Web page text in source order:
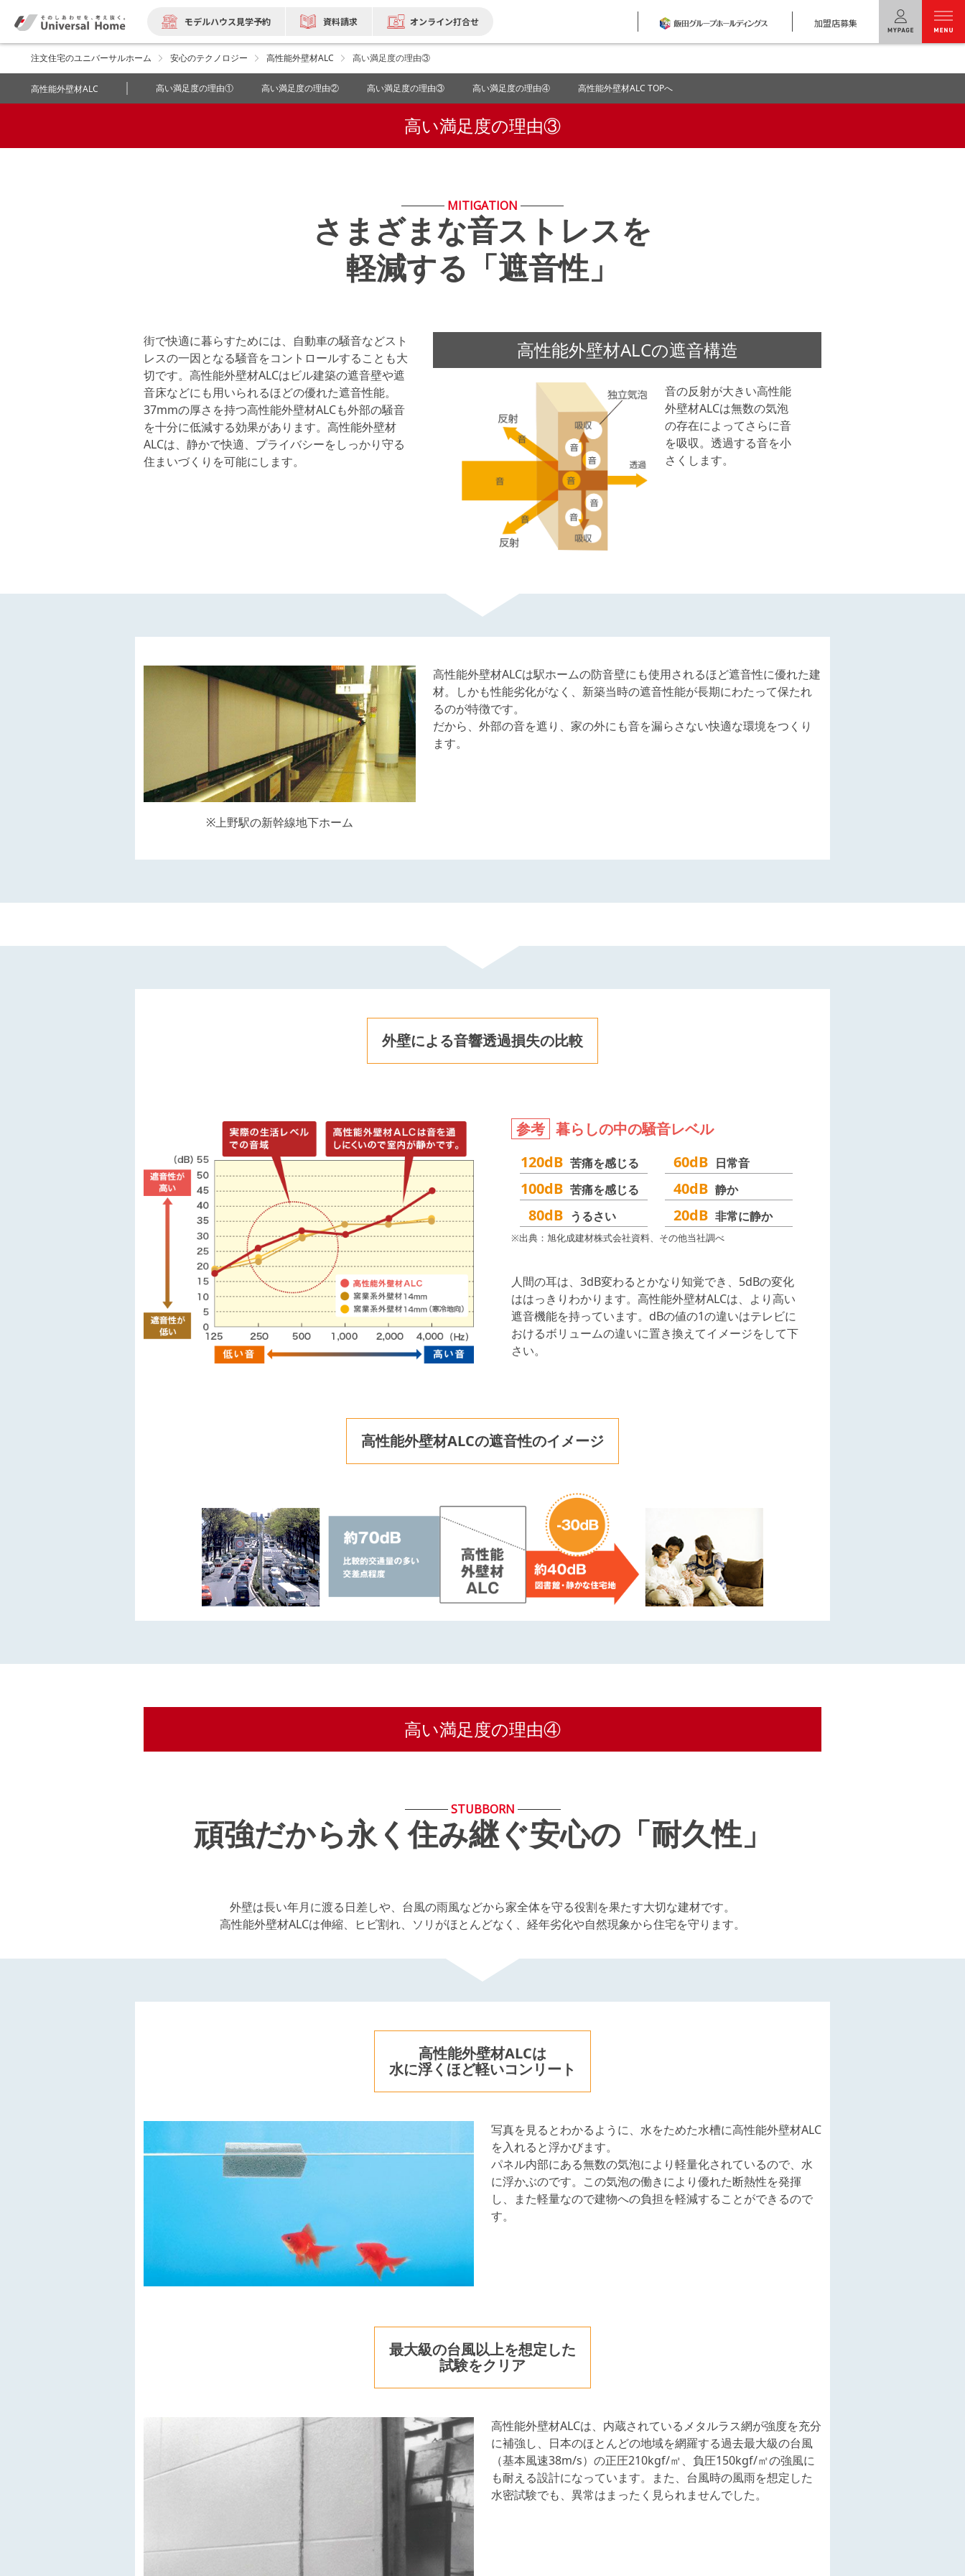
モデルハウス見学予約 資料請求 オンライン打合せ 加盟店募集
ユニバーサルホームの特長
家づくりの知識
お問い合わせ
注文住宅のユニバーサルホーム 安心のテクノロジー 高性能外壁材ALC 高い満足度の理由③
高性能外壁材ALC 高い満足度の理由① 高い満足度の理由② 高い満足度の理由③ 高い満足度の理由④ 高性能外壁材ALC TOPへ
高い満足度の理由③
MITIGATION
さまざまな音ストレスを
軽減する「遮音性」
街で快適に暮らすためには、自動車の騒音などスト
レスの一因となる騒音をコントロールすることも大
切です。高性能外壁材ALCはビル建築の遮音壁や遮
音床などにも用いられるほどの優れた遮音性能。
37mmの厚さを持つ高性能外壁材ALCも外部の騒音
を十分に低減する効果があります。高性能外壁材
ALCは、静かで快適、プライバシーをしっかり守る
住まいづくりを可能にします。
高性能外壁材ALCの遮音構造
音の反射が大きい高性能
外壁材ALCは無数の気泡
の存在によってさらに音
を吸収。透過する音を小
さくします。
※上野駅の新幹線地下ホーム
高性能外壁材ALCは駅ホームの防音壁にも使用されるほど遮音性に優れた建
材。しかも性能劣化がなく、新築当時の遮音性能が長期にわたって保たれ
るのが特徴です。
だから、外部の音を遮り、家の外にも音を漏らさない快適な環境をつくり
ます。
外壁による音響透過損失の比較
参考 暮らしの中の騒音レベル
120dB 苦痛を感じる
100dB 苦痛を感じる
80dB うるさい
60dB 日常音
40dB 静か
20dB 非常に静か
※出典：旭化成建材株式会社資料、その他当社調べ
人間の耳は、3dB変わるとかなり知覚でき、5dBの変化
ははっきりわかります。 高性能外壁材ALCは、より高い
遮音機能を持っています。dBの値の1の違いはテレビに
おけるボリュームの違いに置き換えてイメージをして下
さい。
高性能外壁材ALCの遮音性のイメージ
高い満足度の理由④
STUBBORN
頑強だから永く住み継ぐ安心の「耐久性」
外壁は長い年月に渡る日差しや、台風の雨風などから家全体を守る役割を果たす大切な建材です。
高性能外壁材ALCは伸縮、ヒビ割れ、ソリがほとんどなく、経年劣化や自然現象から住宅を守ります。
高性能外壁材ALCは
水に浮くほど軽いコンリート
写真を見るとわかるように、水をためた水槽に高性能外壁材ALC
を入れると浮かびます。
パネル内部にある無数の気泡により軽量化されているので、水
に浮かぶのです。この気泡の働きにより優れた断熱性を発揮
し、また軽量なので建物への負担を軽減することができるので
す。
最大級の台風以上を想定した
試験をクリア
高性能外壁材ALCは、内蔵されているメタルラス網が強度を充分
に補強し、日本のほとんどの地域を網羅する過去最大級の台風
（基本風速38m/s）の正圧210kgf/㎡、負圧150kgf/㎡の強風に
も耐える設計になっています。また、台風時の風雨を想定した
水密試験でも、異常はまったく見られませんでした。